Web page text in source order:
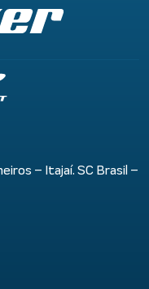
– Itajaí. SC Brasil –